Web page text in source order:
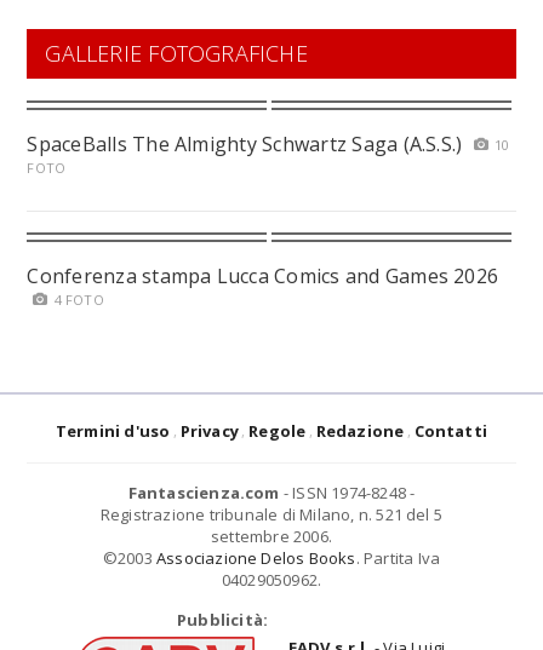
GALLERIE FOTOGRAFICHE
SpaceBalls The Almighty Schwartz Saga (A.S.S.)
10
FOTO
Conferenza stampa Lucca Comics and Games 2026
4 FOTO
Termini d'uso Privacy Regole Redazione Contatti
Fantascienza.com - ISSN 1974-8248 -
Registrazione tribunale di Milano, n. 521 del 5
settembre 2006.
©2003 Associazione Delos Books. Partita Iva
04029050962.
Pubblicità: